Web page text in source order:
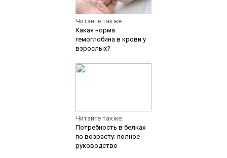
Читайте также:
Какая норма
гемоглобина в крови у
взрослых?
Читайте также:
Потребность в белках
по возрасту: полное
руководство